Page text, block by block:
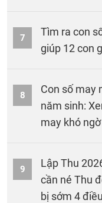
7
Tìm ra con
giúp 12 con
8
Con số may
năm sinh:
may khó ngờ
9
Lập Thu
cần né Thu
bị sớm 4